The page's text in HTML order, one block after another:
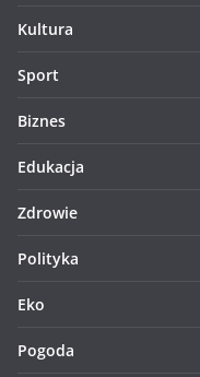
Kultura
Sport
Biznes
Edukacja
Zdrowie
Polityka
Eko
Pogoda